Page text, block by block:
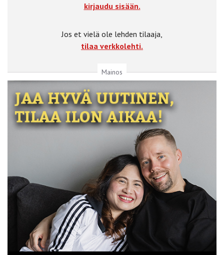
kirjaudu sisään.
Jos et vielä ole lehden tilaaja,
tilaa verkkolehti.
Mainos